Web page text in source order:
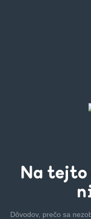
Na tejto
Dôvodov, prečo sa